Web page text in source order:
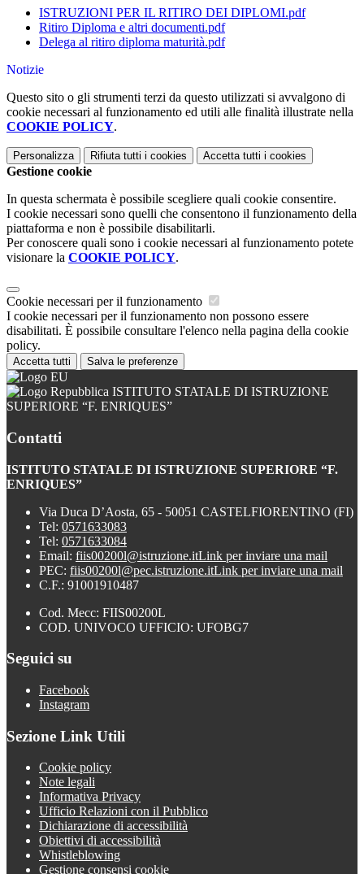
ISTRUZIONI PER IL RITIRO DEI DIPLOMI.pdf
Ritiro Diploma e altri documenti.pdf
Delega al ritiro diploma maturità.pdf
Notizie
Questo sito o gli strumenti terzi da questo utilizzati si avvalgono di
cookie necessari al funzionamento ed utili alle finalità illustrate nella
COOKIE POLICY.
Personalizza Rifiuta tutti i cookies Accetta tutti i cookies
Gestione cookie
In questa schermata è possibile scegliere quali cookie consentire.
I cookie necessari sono quelli che consentono il funzionamento della
piattaforma e non è possibile disabilitarli.
Per conoscere quali sono i cookie necessari al funzionamento potete
visionare la COOKIE POLICY.
Cookie necessari per il funzionamento
I cookie necessari per il funzionamento non possono essere
disabilitati. È possibile consultare l'elenco nella pagina della cookie
policy.
Accetta tutti Salva le preferenze
ISTITUTO STATALE DI ISTRUZIONE
SUPERIORE “F. ENRIQUES”
Contatti
ISTITUTO STATALE DI ISTRUZIONE SUPERIORE “F.
ENRIQUES”
Via Duca D’Aosta, 65 - 50051 CASTELFIORENTINO (FI)
Tel: 0571633083
Tel: 0571633084
Email: fiis00200l@istruzione.itLink per inviare una mail
PEC: fiis00200l@pec.istruzione.itLink per inviare una mail
C.F.: 91001910487
Cod. Mecc: FIIS00200L
COD. UNIVOCO UFFICIO: UFOBG7
Seguici su
Facebook
Instagram
Sezione Link Utili
Cookie policy
Note legali
Informativa Privacy
Ufficio Relazioni con il Pubblico
Dichiarazione di accessibilità
Obiettivi di accessibilità
Whistleblowing
Gestione consensi cookie